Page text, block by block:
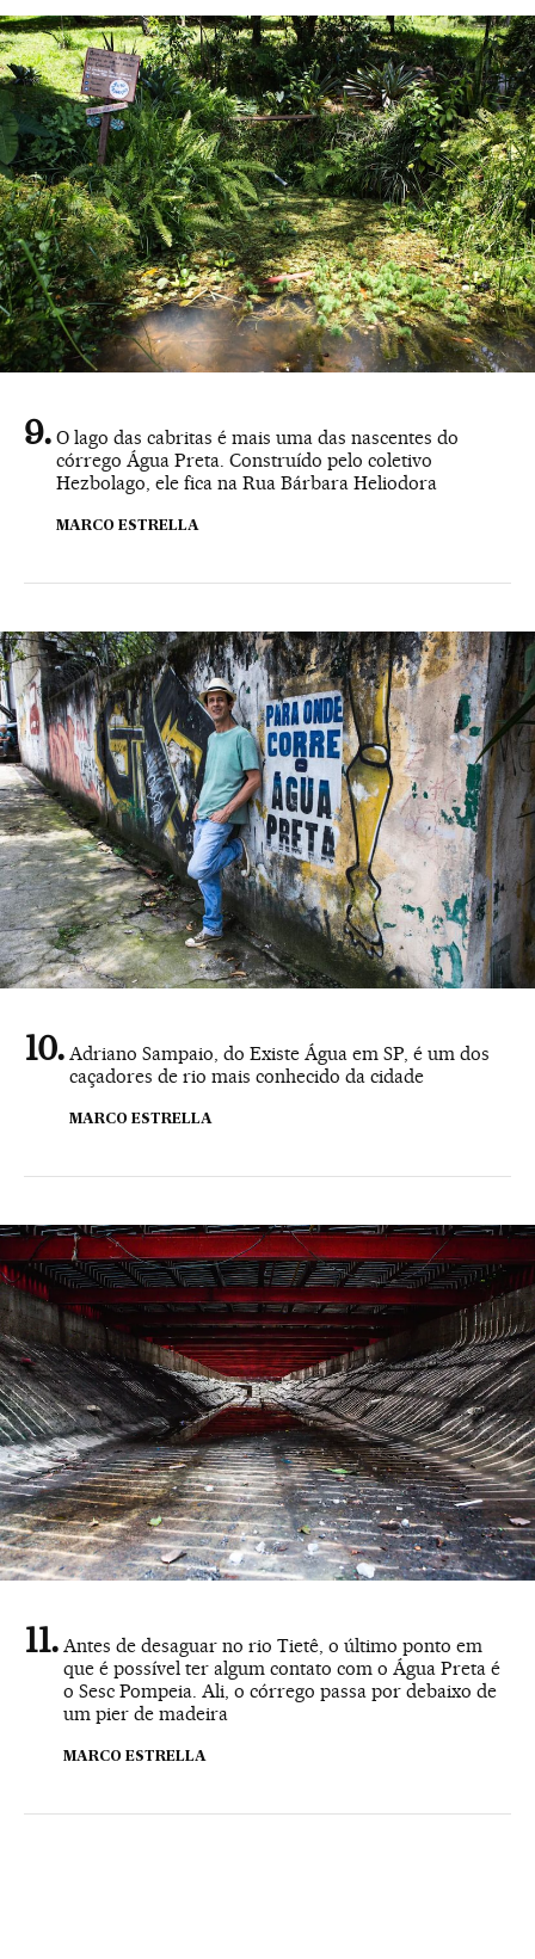
O lago das cabritas é mais uma das nascentes do
córrego Água Preta. Construído pelo coletivo
Hezbolago, ele fica na Rua Bárbara Heliodora
MARCO ESTRELLA
Adriano Sampaio, do Existe Água em SP, é um dos
caçadores de rio mais conhecido da cidade
MARCO ESTRELLA
Antes de desaguar no rio Tietê, o último ponto em
que é possível ter algum contato com o Água Preta é
o Sesc Pompeia. Ali, o córrego passa por debaixo de
um pier de madeira
MARCO ESTRELLA